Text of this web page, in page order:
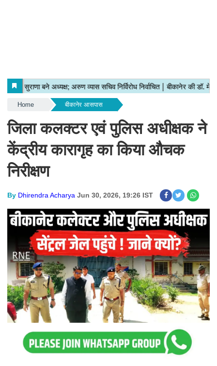
Home बीकानेर आसपास
जिला कलक्टर एवं पुलिस अधीक्षक ने
केंद्रीय कारागृह का किया औचक
निरीक्षण
By Dhirendra Acharya Jun 30, 2026, 19:26 IST